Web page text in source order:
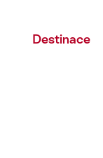
Destinace